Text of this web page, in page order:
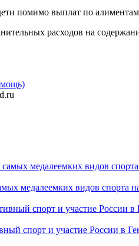
помимо выплат по
расходов на
медалеемких видов спорта
спорт и участие России в